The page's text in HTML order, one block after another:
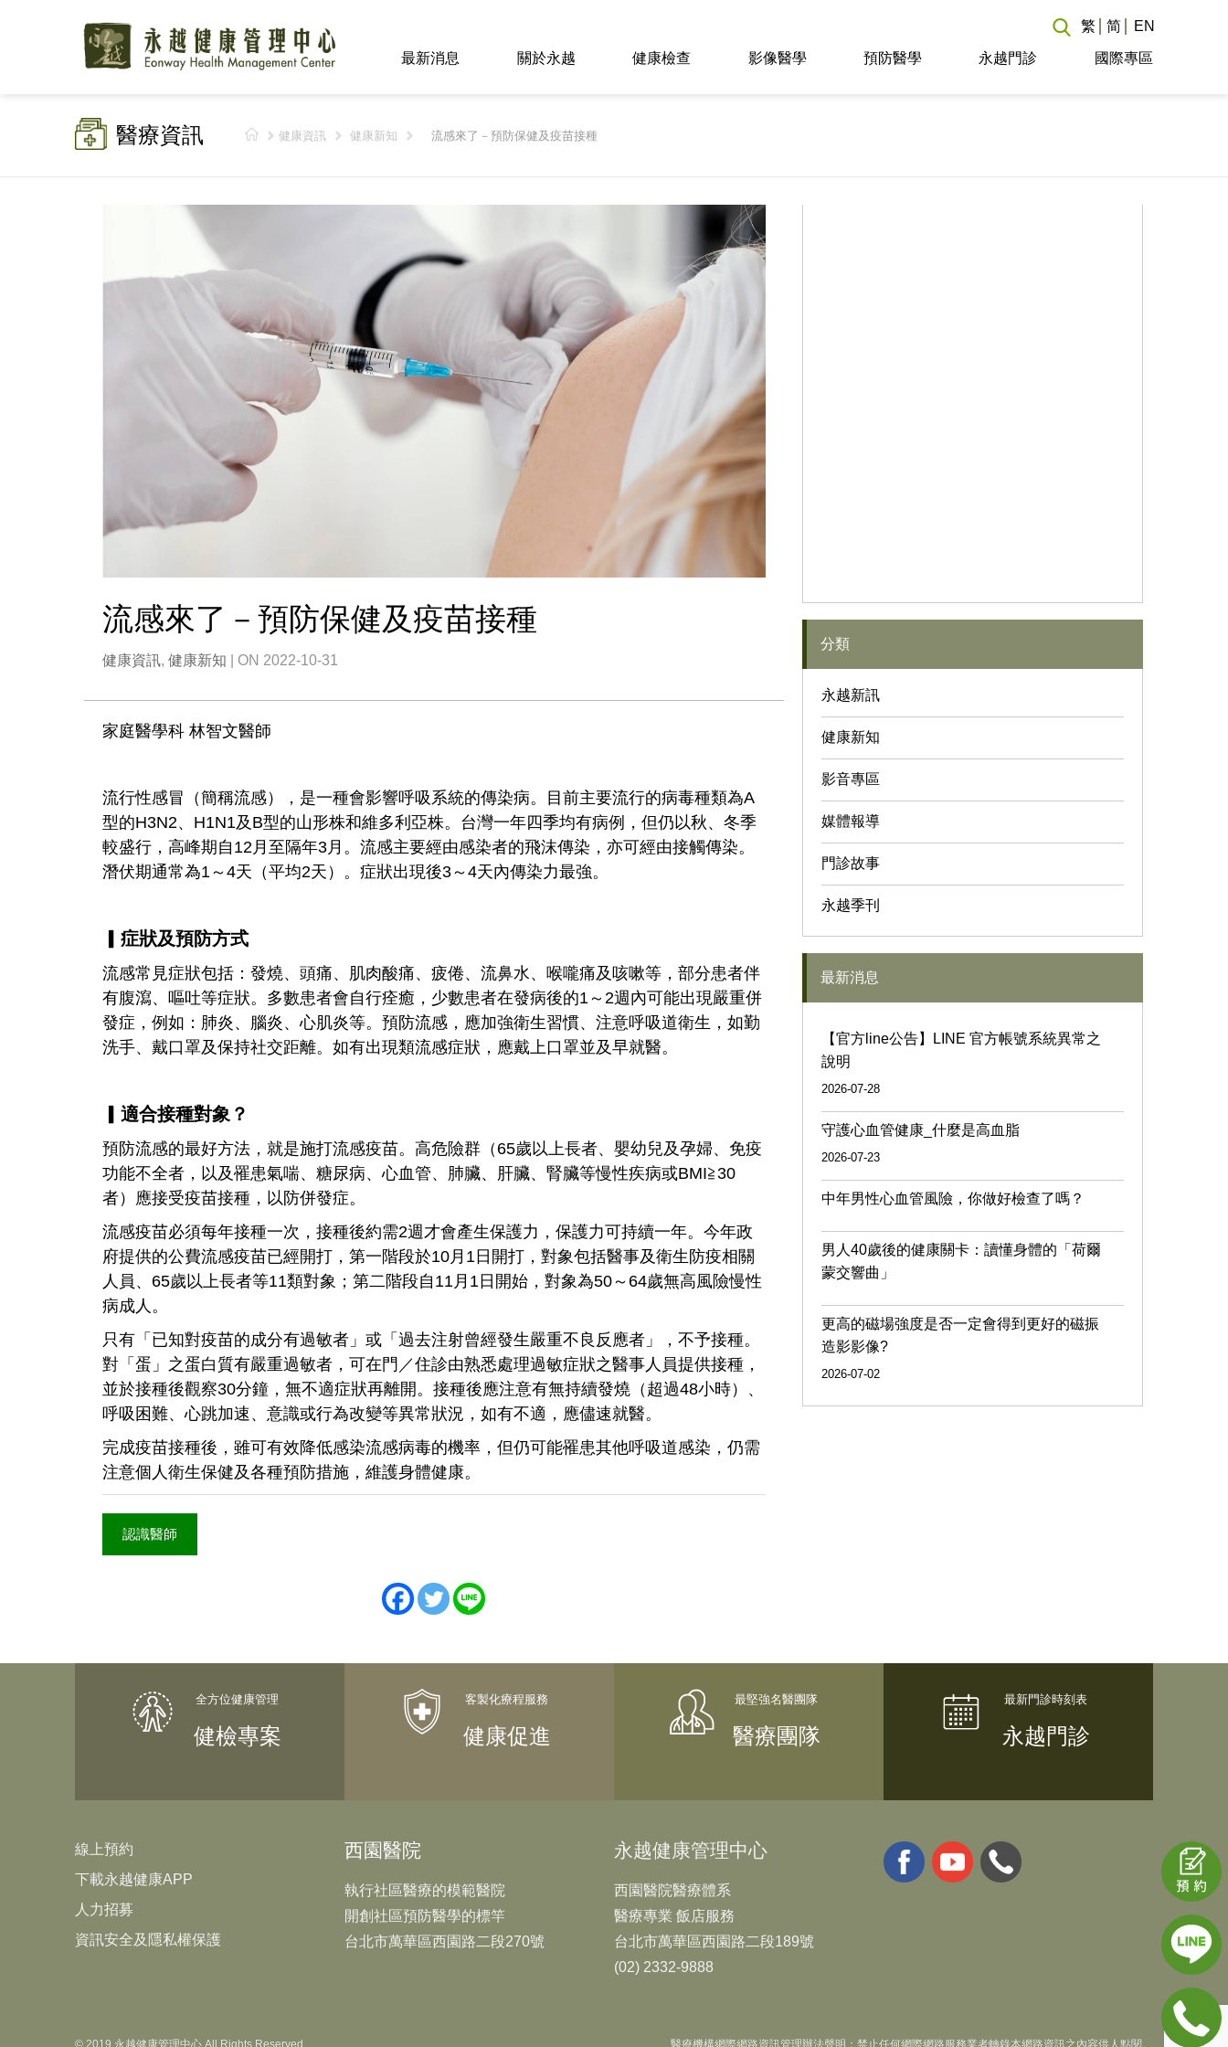
最新消息 關於永越 健康檢查 影像醫學 預防醫學 永越門診 國際專區
繁 简 EN
醫療資訊 健康資訊 健康新知 流感來了－預防保健及疫苗接種
流感來了－預防保健及疫苗接種
健康資訊, 健康新知 | ON 2022-10-31
家庭醫學科 林智文醫師
流行性感冒（簡稱流感），是一種會影響呼吸系統的傳染病。目前主要流行的病毒種類為A
型的H3N2、H1N1及B型的山形株和維多利亞株。台灣一年四季均有病例，但仍以秋、冬季
較盛行，高峰期自12月至隔年3月。流感主要經由感染者的飛沫傳染，亦可經由接觸傳染。
潛伏期通常為1～4天（平均2天）。症狀出現後3～4天內傳染力最強。
▎症狀及預防方式
流感常見症狀包括：發燒、頭痛、肌肉酸痛、疲倦、流鼻水、喉嚨痛及咳嗽等，部分患者伴
有腹瀉、嘔吐等症狀。多數患者會自行痊癒，少數患者在發病後的1～2週內可能出現嚴重併
發症，例如：肺炎、腦炎、心肌炎等。預防流感，應加強衛生習慣、注意呼吸道衛生，如勤
洗手、戴口罩及保持社交距離。如有出現類流感症狀，應戴上口罩並及早就醫。
▎適合接種對象？
預防流感的最好方法，就是施打流感疫苗。高危險群（65歲以上長者、嬰幼兒及孕婦、免疫
功能不全者，以及罹患氣喘、糖尿病、心血管、肺臟、肝臟、腎臟等慢性疾病或BMI≧30
者）應接受疫苗接種，以防併發症。
流感疫苗必須每年接種一次，接種後約需2週才會產生保護力，保護力可持續一年。今年政
府提供的公費流感疫苗已經開打，第一階段於10月1日開打，對象包括醫事及衛生防疫相關
人員、65歲以上長者等11類對象；第二階段自11月1日開始，對象為50～64歲無高風險慢性
病成人。
只有「已知對疫苗的成分有過敏者」或「過去注射曾經發生嚴重不良反應者」，不予接種。
對「蛋」之蛋白質有嚴重過敏者，可在門／住診由熟悉處理過敏症狀之醫事人員提供接種，
並於接種後觀察30分鐘，無不適症狀再離開。接種後應注意有無持續發燒（超過48小時）、
呼吸困難、心跳加速、意識或行為改變等異常狀況，如有不適，應儘速就醫。
完成疫苗接種後，雖可有效降低感染流感病毒的機率，但仍可能罹患其他呼吸道感染，仍需
注意個人衛生保健及各種預防措施，維護身體健康。
認識醫師
分類
永越新訊
健康新知
影音專區
媒體報導
門診故事
永越季刊
最新消息
【官方line公告】LINE 官方帳號系統異常之
說明
2026-07-28
守護心血管健康_什麼是高血脂
2026-07-23
中年男性心血管風險，你做好檢查了嗎？
男人40歲後的健康關卡：讀懂身體的「荷爾
蒙交響曲」
更高的磁場強度是否一定會得到更好的磁振
造影影像?
2026-07-02
健檢專案 健康促進 醫療團隊 永越門診
線上預約
下載永越健康APP
人力招募
資訊安全及隱私權保護
西園醫院
執行社區醫療的模範醫院
開創社區預防醫學的標竿
台北市萬華區西園路二段270號
永越健康管理中心
西園醫院醫療體系
醫療專業 飯店服務
台北市萬華區西園路二段189號
(02) 2332-9888